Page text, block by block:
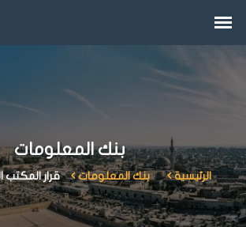
بنك المعلومات
الرئيسية بنك المعلومات قرار المكتب